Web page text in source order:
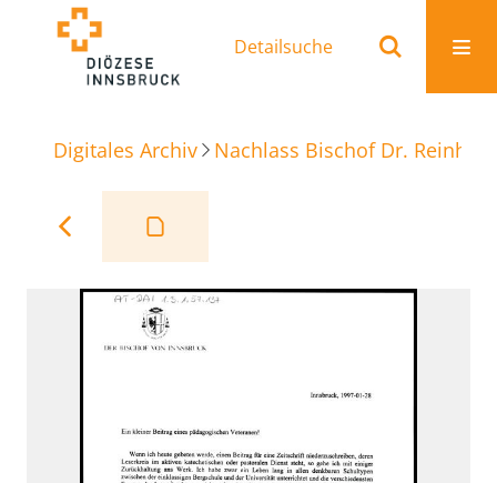
Detailsuche
Digitales Archiv Nachlass Bischof Dr.